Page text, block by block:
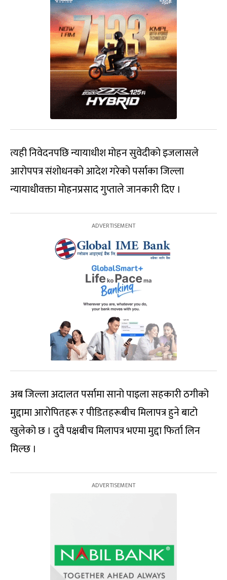
त्यही निवेदनपछि न्यायाधीश मोहन सुवेदीको इजलासले
आरोपपत्र संशोधनको आदेश गरेको पर्साका जिल्ला
न्यायाधीवक्ता मोहनप्रसाद गुप्ताले जानकारी दिए ।
अब जिल्ला अदालत पर्सामा सानो पाइला सहकारी ठगीको
मुद्दामा आरोपितहरू र पीडितहरूबीच मिलापत्र हुने बाटो
खुलेको छ । दुवै पक्षबीच मिलापत्र भएमा मुद्दा फिर्ता लिन
मिल्छ ।